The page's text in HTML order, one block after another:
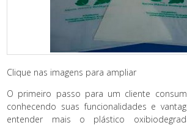
Clique nas imagens para ampliar
O primeiro passo para um cliente
conhecendo suas funcionalidades e
entender mais o plástico